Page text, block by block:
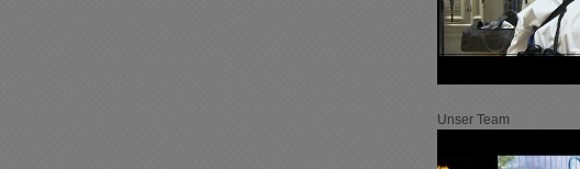
Unser Team